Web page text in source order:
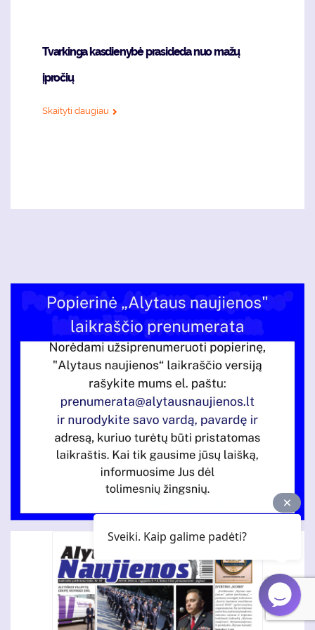
Tvarkinga kasdienybė prasideda nuo mažų
įpročių
Skaityti daugiau
Sveiki. Kaip galime padėti?